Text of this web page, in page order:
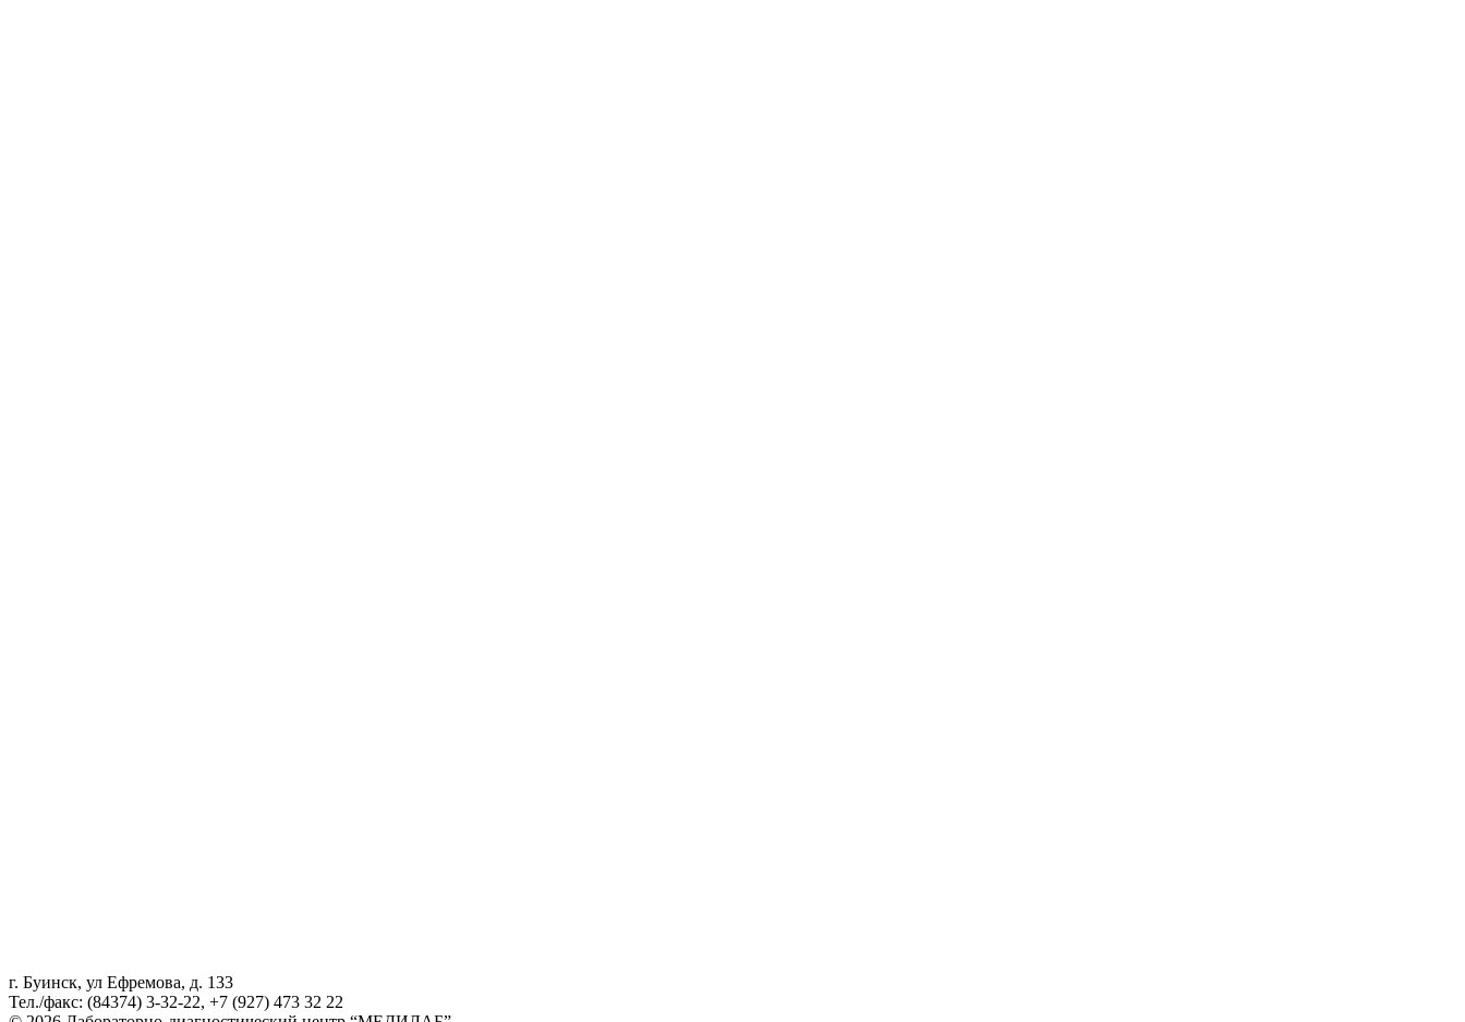
г. Буинск, ул Ефремова, д. 133
Тел./факс: (84374) 3-32-22, +7 (927) 473 32 22